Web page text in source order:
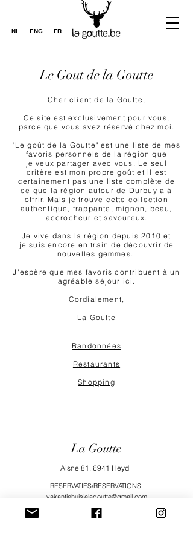
NL ENG FR
Le Gout de la Goutte
Cher client de la Goutte,
Ce site est exclusivement pour vous,
parce que vous avez réservé chez moi.
"Le goût de la Goutte" est une liste de mes
favoris personnels de la région que
je veux partager avec vous. Le seul
critère est mon propre goût et il est
certainement pas une liste complète de
ce que la région autour de Durbuy a à
offrir. Mais je trouve cette collection
authentique, frappante, mignon, beau,
accrocheur et savoureux.
Je vive dans la région depuis 2010 et
je suis encore en train de découvrir de
nouvelles gemmes.
J'espère que mes favoris contribuent à un
agréable séjour ici.
Cordialement,
La Goutte
Randonnées
Restaurants
Shopping
La Goutte
Aisne 81, 6941 Heyd
RESERVATIES/RESERVATIONS:
vakantiehuisjelagoutte@gmail.com
+32 (0)474 75 90 64
+32 (0)472 54 14 68